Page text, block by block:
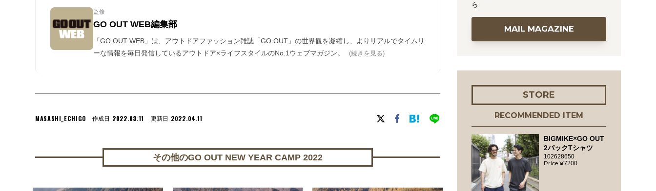
監修
GO OUT WEB編集部
「GO OUT WEB」は、アウトドアファッション雑誌「GO OUT」の世界観を凝縮し、よりリアルでタイムリ
ーな情報を毎日発信しているアウトドア×ライフスタイルのNo.1ウェブマガジン。
(続きを見る)
MASASHI_ECHIGO 作成日 2022.03.11 更新日 2022.04.11
その他のGO OUT NEW YEAR CAMP 2022
ら
MAIL MAGAZINE
STORE
RECOMMENDED ITEM
BIGMIKE×GO OUT
2パックTシャツ
102628650
7200